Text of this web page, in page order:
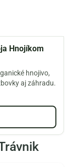
Hnojíkom
hnojivo,
aj záhradu.